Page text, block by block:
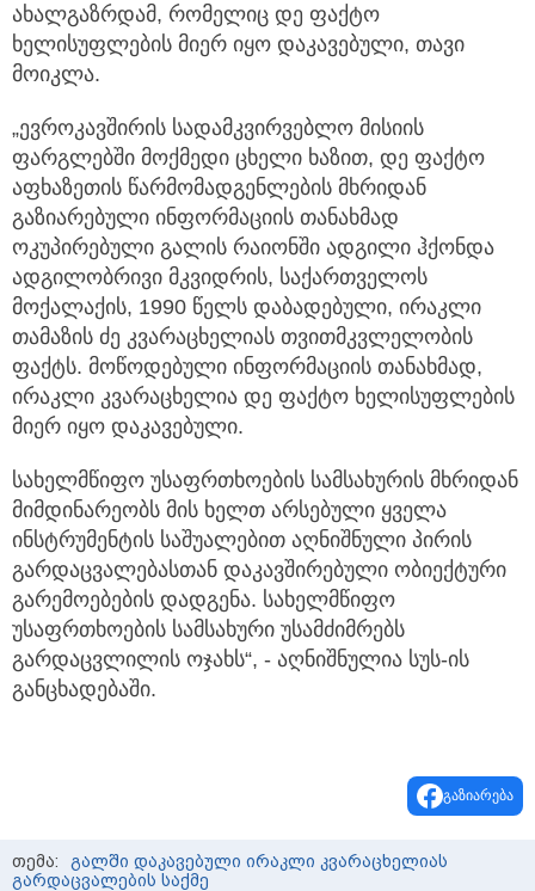
ახალგაზრდამ, რომელიც დე ფაქტო
ხელისუფლების მიერ იყო დაკავებული, თავი
მოიკლა.
„ევროკავშირის სადამკვირვებლო მისიის
ფარგლებში მოქმედი ცხელი ხაზით, დე ფაქტო
აფხაზეთის წარმომადგენლების მხრიდან
გაზიარებული ინფორმაციის თანახმად
ოკუპირებული გალის რაიონში ადგილი ჰქონდა
ადგილობრივი მკვიდრის, საქართველოს
მოქალაქის, 1990 წელს დაბადებული, ირაკლი
თამაზის ძე კვარაცხელიას თვითმკვლელობის
ფაქტს. მოწოდებული ინფორმაციის თანახმად,
ირაკლი კვარაცხელია დე ფაქტო ხელისუფლების
მიერ იყო დაკავებული.
სახელმწიფო უსაფრთხოების სამსახურის მხრიდან
მიმდინარეობს მის ხელთ არსებული ყველა
ინსტრუმენტის საშუალებით აღნიშნული პირის
გარდაცვალებასთან დაკავშირებული ობიექტური
გარემოებების დადგენა. სახელმწიფო
უსაფრთხოების სამსახური უსამძიმრებს
გარდაცვლილის ოჯახს“, - აღნიშნულია სუს-ის
განცხადებაში.
გაზიარება
თემა:
გალში დაკავებული ირაკლი კვარაცხელიას
გარდაცვალების საქმე